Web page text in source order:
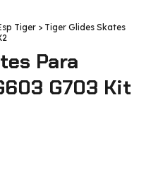
Tiger > Tiger Glides Skates
Para
G703 Kit